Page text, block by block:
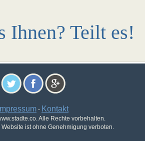
Ihnen? Teilt es!
Impressum - Kontakt
Alle Rechte vorbehalten.
ist ohne Genehmigung verboten.